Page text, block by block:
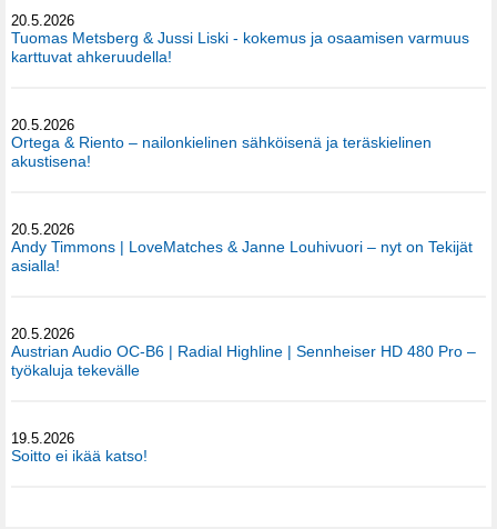
20.5.2026
Tuomas Metsberg & Jussi Liski - kokemus ja osaamisen varmuus
karttuvat ahkeruudella!
20.5.2026
Ortega & Riento – nailonkielinen sähköisenä ja teräskielinen
akustisena!
20.5.2026
Andy Timmons | LoveMatches & Janne Louhivuori – nyt on Tekijät
asialla!
20.5.2026
Austrian Audio OC-B6 | Radial Highline | Sennheiser HD 480 Pro –
työkaluja tekevälle
19.5.2026
Soitto ei ikää katso!